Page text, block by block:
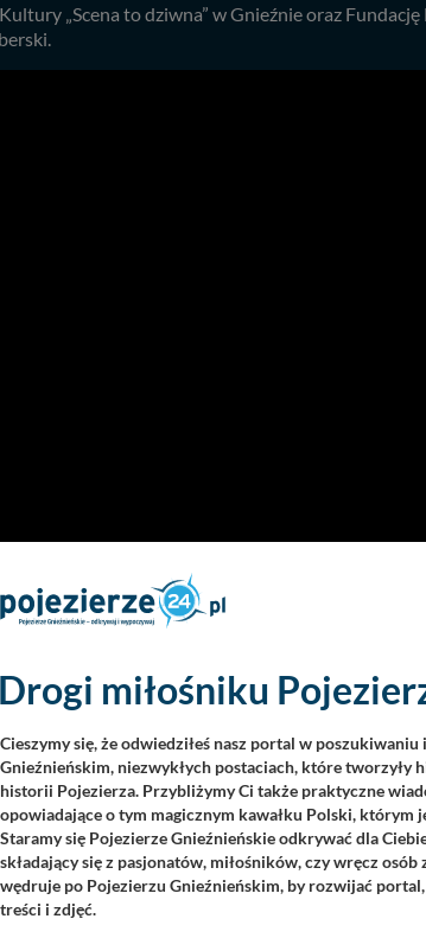
„Scena to dziwna” w Gnieźnie oraz
Drogi miłośniku
Cieszymy się, że odwiedziłeś nasz portal w
Gnieźnieńskim, niezwykłych postaciach, które tworzyły
historii Pojezierza. Przybliżymy Ci także praktyczne
opowiadające o tym magicznym kawałku Polski, którym
Staramy się Pojezierze Gnieźnieńskie odkrywać dla
składający się z pasjonatów, miłośników, czy wręcz osób
wędruje po Pojezierzu Gnieźnieńskim, by rozwijać
treści i zdjęć.